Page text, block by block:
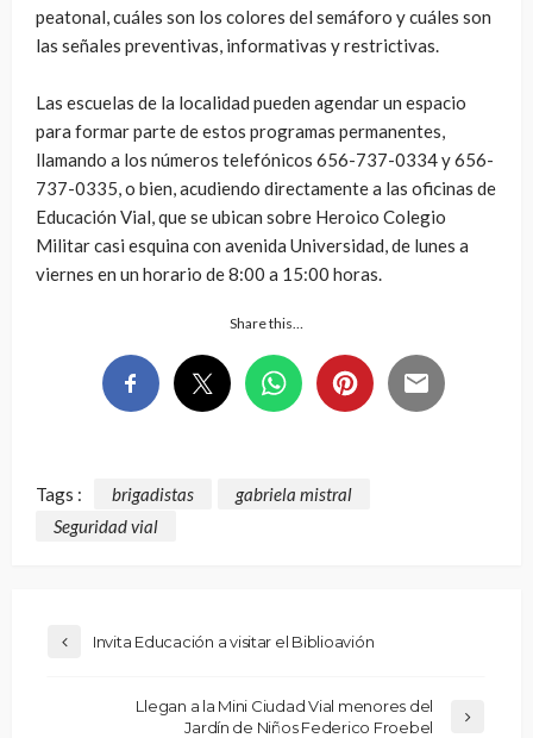
peatonal, cuáles son los colores del semáforo y cuáles son
las señales preventivas, informativas y restrictivas.
Las escuelas de la localidad pueden agendar un espacio
para formar parte de estos programas permanentes,
llamando a los números telefónicos 656-737-0334 y 656-
737-0335, o bien, acudiendo directamente a las oficinas de
Educación Vial, que se ubican sobre Heroico Colegio
Militar casi esquina con avenida Universidad, de lunes a
viernes en un horario de 8:00 a 15:00 horas.
Share this…
Tags : brigadistas
gabriela mistral
Seguridad vial
Invita Educación a visitar el Biblioavión
Llegan a la Mini Ciudad Vial menores del
Jardín de Niños Federico Froebel